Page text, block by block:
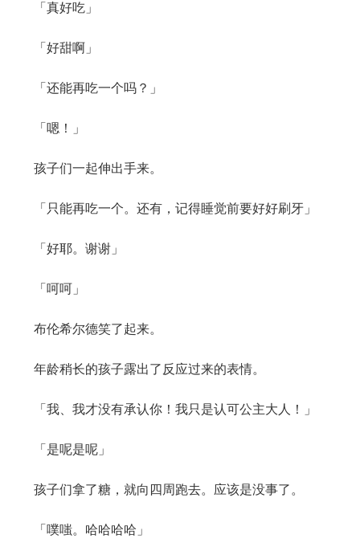
「真好吃」
「好甜啊」
「还能再吃一个吗？」
「嗯！」
孩子们一起伸出手来。
「只能再吃一个。还有，记得睡觉前要好好刷牙」
「好耶。谢谢」
「呵呵」
布伦希尔德笑了起来。
年龄稍长的孩子露出了反应过来的表情。
「我、我才没有承认你！我只是认可公主大人！」
「是呢是呢」
孩子们拿了糖，就向四周跑去。应该是没事了。
「噗嗤。哈哈哈哈」